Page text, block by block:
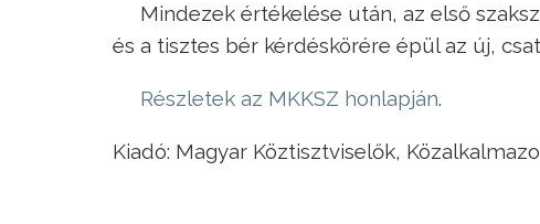
Mindezek értékelése után, az első
és a tisztes bér kérdéskörére épül az új,
Részletek az MKKSZ honlapján.
Kiadó: Magyar Köztisztviselők,